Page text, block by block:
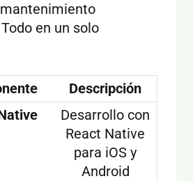
en un solo
Descripción
Desarrollo con
React Native
para iOS y
Android